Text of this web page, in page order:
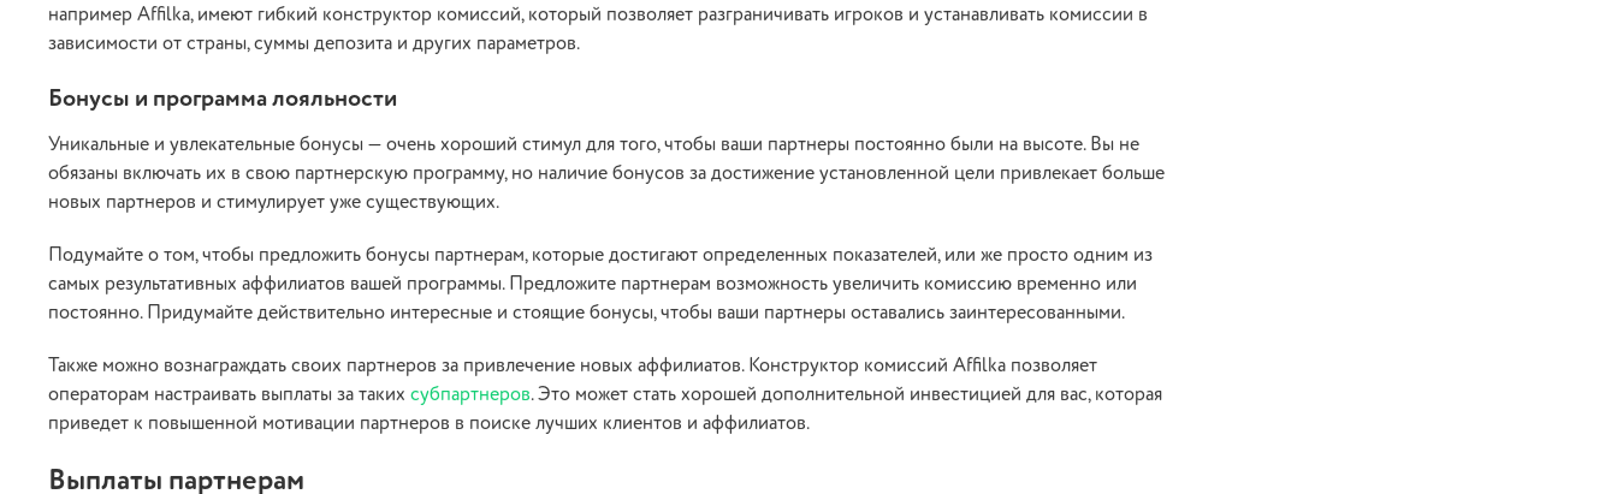
например Affilka, имеют гибкий конструктор комиссий, который позволяет разграничивать игроков и устанавливать комиссии в
зависимости от страны, суммы депозита и других параметров.
Бонусы и программа лояльности
Уникальные и увлекательные бонусы — очень хороший стимул для того, чтобы ваши партнеры постоянно были на высоте. Вы не
обязаны включать их в свою партнерскую программу, но наличие бонусов за достижение установленной цели привлекает больше
новых партнеров и стимулирует уже существующих.
Подумайте о том, чтобы предложить бонусы партнерам, которые достигают определенных показателей, или же просто одним из
самых результативных аффилиатов вашей программы. Предложите партнерам возможность увеличить комиссию временно или
постоянно. Придумайте действительно интересные и стоящие бонусы, чтобы ваши партнеры оставались заинтересованными.
Также можно вознаграждать своих партнеров за привлечение новых аффилиатов. Конструктор комиссий Affilka позволяет
операторам настраивать выплаты за таких субпартнеров. Это может стать хорошей дополнительной инвестицией для вас, которая
приведет к повышенной мотивации партнеров в поиске лучших клиентов и аффилиатов.
Выплаты партнерам